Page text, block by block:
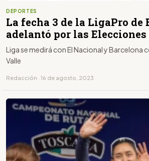
DEPORTES
La fecha 3 de la LigaPro de
adelantó por las Elecciones
Liga se medirá con El Nacional y Barcelona
Valle
Redacción · 16 de agosto, 2023